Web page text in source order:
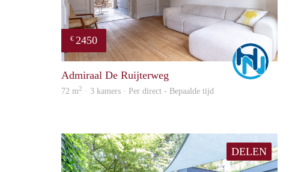
€ 2450
Marco
Admiraal De Ruijterweg
72 m2 · 3 kamers · Per direct - Bepaalde tijd
DELEN